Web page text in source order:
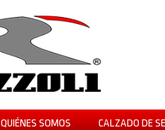
QUIÉNES SOMOS CALZADO DE